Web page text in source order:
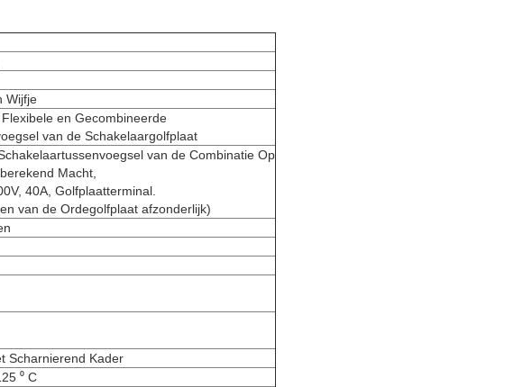
Wijfje
en Gecombineerde
van de Schakelaargolfplaat
van de Combinatie Op
Macht,
40A, Golfplaatterminal.
van de Ordegolfplaat afzonderlijk)
Scharnierend Kader
⁰ C